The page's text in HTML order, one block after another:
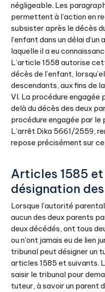
négligeable. Les
permettent à l’action en
subsister après le décès
l’enfant dans un délai
laquelle il a eu
L’article 1558 autorise
décès de l’enfant,
descendants, aux fins de
VI. La procédure engagée
delà du décès des deux
procédure engagée par le
L’arrêt Dika 5661/2559,
repose précisément sur
Articles 1585 et
désignation
Lorsque l'autorité
aucun des deux parents
deux décédés, ont tous
ou n'ont jamais eu de lien
tribunal peut désigner un
articles 1585 et suivants.
saisir le tribunal pour
tuteur, à savoir un parent